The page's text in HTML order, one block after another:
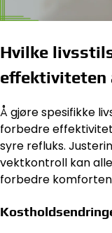
Hvilke
effektiviteten
Å gjøre spesifikke
forbedre
syre refluks.
vektkontroll kan
forbedre komforten